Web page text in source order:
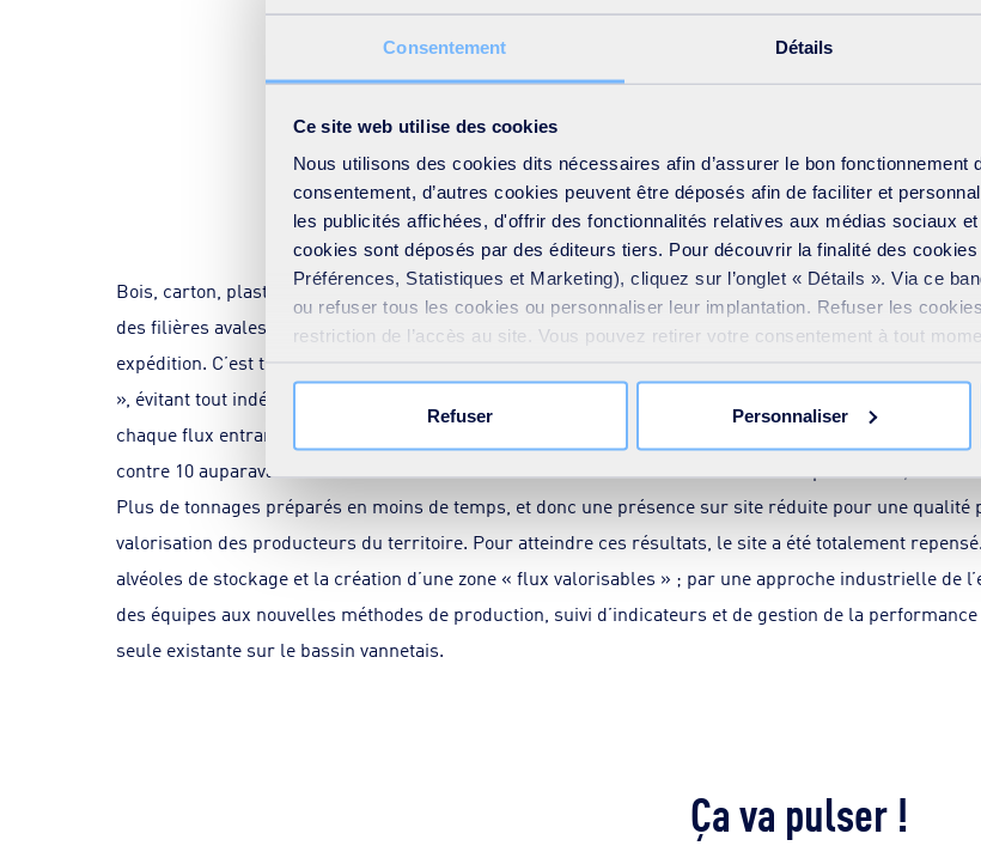
Consentement Détails
Ce site web utilise des cookies
Nous utilisons des cookies dits nécessaires afin d’assurer le bon fonctionnement
consentement, d’autres cookies peuvent être déposés afin de faciliter et
les publicités affichées, d'offrir des fonctionnalités relatives aux médias sociaux
cookies sont déposés par des éditeurs tiers. Pour découvrir la finalité des
Préférences, Statistiques et Marketing), cliquez sur l’onglet « Détails ». Via ce
ou refuser tous les cookies ou personnaliser leur implantation. Refuser les
restriction de l’accès au site. Vous pouvez retirer votre consentement à tout
Refuser Personnaliser
Une prestation haut de gamme pour doper
Bois, carton, plastique, ferraille, métaux… Ici 20 000 tonnes de déchets valorisables transitent chaque
des filières avales qui leur donneront une nouvelle vie. Au quotidien, l’équipe SUEZ de Vannes Valo
expédition. C’est toute une chaîne d’actions qui se met en marche. D’abord sur le site de production
», évitant tout indésirable. A la réception ensuite, grâce à l’outil Kizéo qui permet aux conducteurs
chaque flux entrant. Après la réception et le tri, arrive le conditionnement, grâce à la presse à balles
contre 10 auparavant. Résultat : une balle d’1 tonne de carton contient assurément plus de 99 ,5% de
Plus de tonnages préparés en moins de temps, et donc une présence sur site réduite pour une
valorisation des producteurs du territoire. Pour atteindre ces résultats, le site a été totalement
alvéoles de stockage et la création d’une zone « flux valorisables » ; par une approche industrielle
des équipes aux nouvelles méthodes de production, suivi d’indicateurs et de gestion de la
seule existante sur le bassin vannetais.
Ça va pulser !